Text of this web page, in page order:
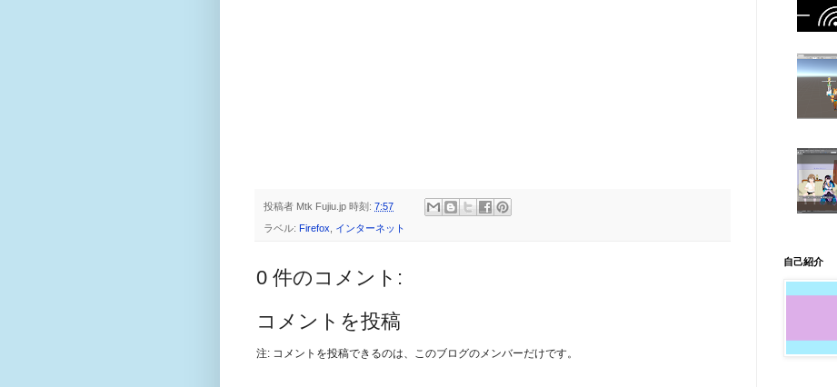
投稿者 Mtk Fujiu.jp 時刻: 7:57
ラベル: Firefox, インターネット
0 件のコメント:
コメントを投稿
注: コメントを投稿できるのは、このブログのメンバーだけです。
自己紹介